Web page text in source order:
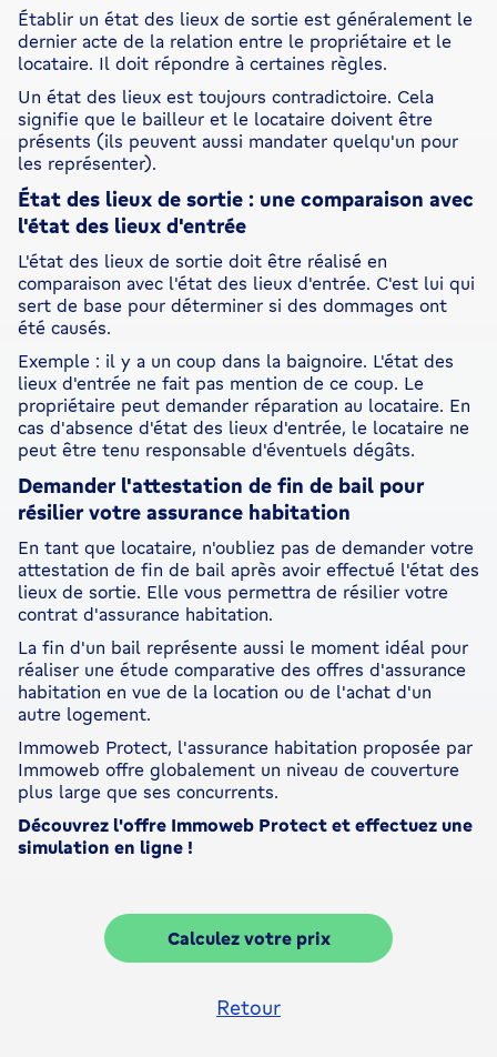
Établir un état des lieux de sortie est généralement le
dernier acte de la relation entre le propriétaire et le
locataire. Il doit répondre à certaines règles.
Un état des lieux est toujours contradictoire. Cela
signifie que le bailleur et le locataire doivent être
présents (ils peuvent aussi mandater quelqu'un pour
les représenter).
État des lieux de sortie : une comparaison avec
l'état des lieux d'entrée
L'état des lieux de sortie doit être réalisé en
comparaison avec l'état des lieux d'entrée. C'est lui qui
sert de base pour déterminer si des dommages ont
été causés.
Exemple : il y a un coup dans la baignoire. L'état des
lieux d'entrée ne fait pas mention de ce coup. Le
propriétaire peut demander réparation au locataire. En
cas d'absence d'état des lieux d'entrée, le locataire ne
peut être tenu responsable d'éventuels dégâts.
Demander l'attestation de fin de bail pour
résilier votre assurance habitation
En tant que locataire, n'oubliez pas de demander votre
attestation de fin de bail après avoir effectué l'état des
lieux de sortie. Elle vous permettra de résilier votre
contrat d'assurance habitation.
La fin d'un bail représente aussi le moment idéal pour
réaliser une étude comparative des offres d'assurance
habitation en vue de la location ou de l'achat d'un
autre logement.
Immoweb Protect, l'assurance habitation proposée par
Immoweb offre globalement un niveau de couverture
plus large que ses concurrents.
Découvrez l'offre Immoweb Protect et effectuez une
simulation en ligne !
Calculez votre prix
Retour